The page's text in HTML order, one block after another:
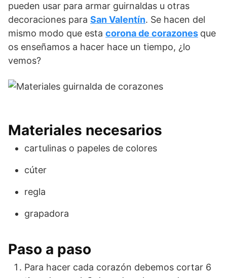
pueden usar para armar guirnaldas u otras
decoraciones para San Valentín. Se hacen del
mismo modo que esta corona de corazones que
os enseñamos a hacer hace un tiempo, ¿lo
vemos?
Materiales necesarios
cartulinas o papeles de colores
cúter
regla
grapadora
Paso a paso
Para hacer cada corazón debemos cortar 6